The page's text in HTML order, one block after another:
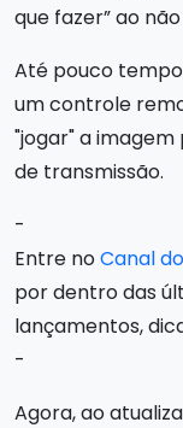
que fazer” ao
Até pouco
um controle
"jogar" a
de transmissão.
-
Entre noCanal
por dentro das
lançamentos,
-
Agora, ao